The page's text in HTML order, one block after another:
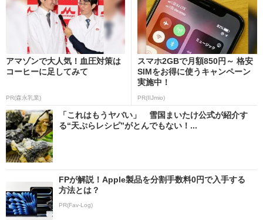
アマゾンで大人気！血圧対策は
コーヒーに足してみて
PR(森永乳業)
スマホ2GBで月額850円～ 格安
SIMをお得に使うキャンペーン
実施中！
PR(IIJmio)
「これはもうヤバい」 雪国まいたけ公式が紹介す
る“天ぷらレシピ”がとんでもない！...
FPが解説！Apple製品を分割手数料0円で入手する
方法とは？
PR(Fav-Log)